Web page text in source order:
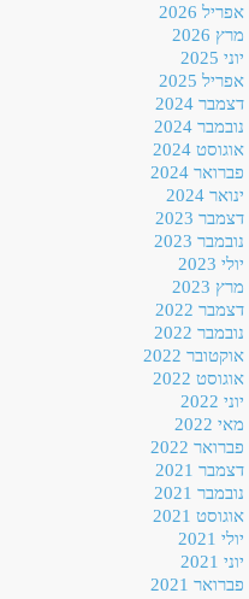
אפריל 2026
מרץ 2026
יוני 2025
אפריל 2025
דצמבר 2024
נובמבר 2024
אוגוסט 2024
פברואר 2024
ינואר 2024
דצמבר 2023
נובמבר 2023
יולי 2023
מרץ 2023
דצמבר 2022
נובמבר 2022
אוקטובר 2022
אוגוסט 2022
יוני 2022
מאי 2022
פברואר 2022
דצמבר 2021
נובמבר 2021
אוגוסט 2021
יולי 2021
יוני 2021
פברואר 2021